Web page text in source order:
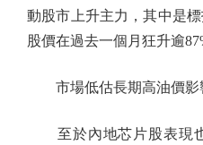
動股市上升主力，其中是
股價在過去一個月狂升逾
市場低估長期高油價影
至於內地芯片股表現也